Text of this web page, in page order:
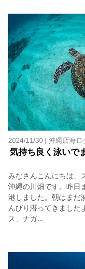
2024/11/30 | 沖縄店海ロ
気持ち良く泳いで
みなさんこんにちは、
沖縄の川畑です。昨日
港しました。朝はまだ
んびり潜ってきました
ス、ナガ...
当ツアーの手順と
1.スイム開始の判断
クジラを発見した
を確認し、ガイド
みエントリーを行
たとえクジラが近
ントリーを行わな
2.人数制限とエント
クジラへのストレ
リー人数を制限す
の順番はガイドが
て準備してくださ
3.クジラとの距離と
クジラの観察は水
げてしまう場合が
時やガイドの指示
ィンキックなどを